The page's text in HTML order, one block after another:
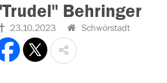
Behringer
23.10.2023 Schwörstadt